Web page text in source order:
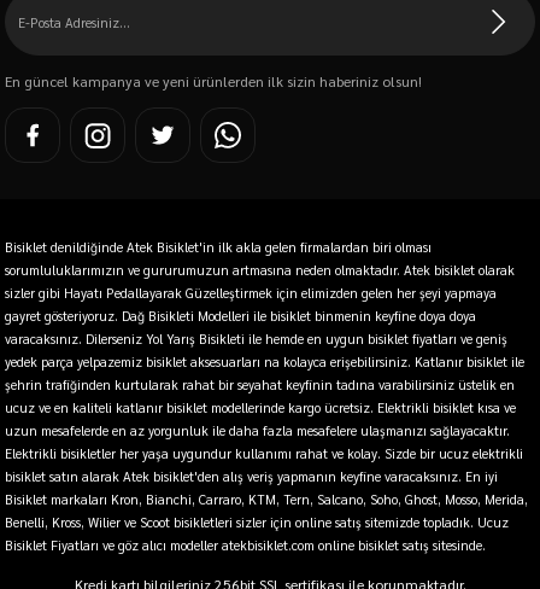
En güncel kampanya ve yeni ürünlerden ilk sizin haberiniz olsun!
Bisiklet denildiğinde Atek Bisiklet'in ilk akla gelen firmalardan biri olması
sorumluluklarımızın ve gururumuzun artmasına neden olmaktadır. Atek bisiklet olarak
sizler gibi Hayatı Pedallayarak Güzelleştirmek için elimizden gelen her şeyi yapmaya
gayret gösteriyoruz. Dağ Bisikleti Modelleri ile bisiklet binmenin keyfine doya doya
varacaksınız. Dilerseniz Yol Yarış Bisikleti ile hemde en uygun bisiklet fiyatları ve geniş
yedek parça yelpazemiz bisiklet aksesuarları na kolayca erişebilirsiniz. Katlanır bisiklet ile
şehrin trafiğinden kurtularak rahat bir seyahat keyfinin tadına varabilirsiniz üstelik en
ucuz ve en kaliteli katlanır bisiklet modellerinde kargo ücretsiz. Elektrikli bisiklet kısa ve
uzun mesafelerde en az yorgunluk ile daha fazla mesafelere ulaşmanızı sağlayacaktır.
Elektrikli bisikletler her yaşa uygundur kullanımı rahat ve kolay. Sizde bir ucuz elektrikli
bisiklet satın alarak Atek bisiklet'den alış veriş yapmanın keyfine varacaksınız. En iyi
Bisiklet markaları Kron, Bianchi, Carraro, KTM, Tern, Salcano, Soho, Ghost, Mosso, Merida,
Benelli, Kross, Wilier ve Scoot bisikletleri sizler için online satış sitemizde topladık. Ucuz
Bisiklet Fiyatları ve göz alıcı modeller atekbisiklet.com online bisiklet satış sitesinde.
Kredi kartı bilgileriniz 256bit SSL sertifikası ile korunmaktadır.